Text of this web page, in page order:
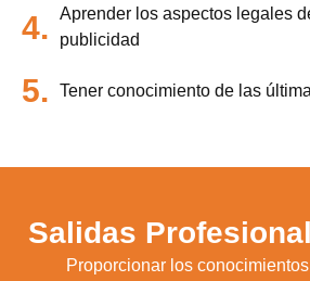
4.
Aprender los aspectos legales
publicidad
5. Tener conocimiento de las
Salidas
Proporcionar los